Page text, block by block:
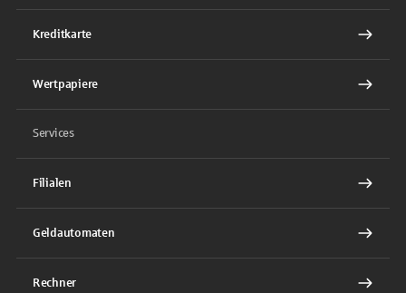
Kreditkarte
Wertpapiere
Services
Filialen
Geldautomaten
Rechner